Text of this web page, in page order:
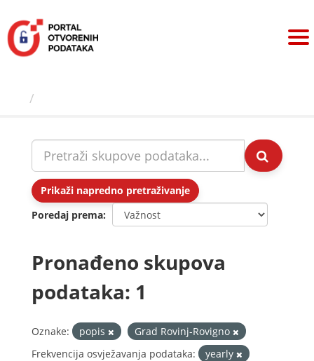
sadržaj
Prikaži napredno pretraživanje
Poredaj prema
Pronađeno skupova
podataka: 1
Oznake: popis
Grad Rovinj-Rovigno
Frekvencija osvježavanja podataka:
yearly